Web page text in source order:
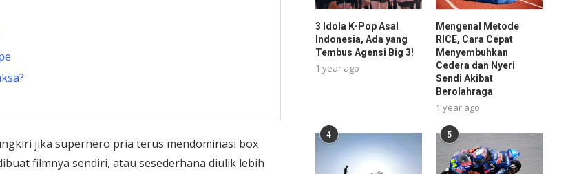
jika superhero pria terus mendominasi box
filmnya sendiri, atau sesederhana diulik lebih
3 Idola K-Pop Asal
Indonesia, Ada yang
Tembus Agensi Big 3!
1 year ago
Mengenal Metode
RICE, Cara Cepat
Menyembuhkan
Cedera dan Nyeri
Sendi Akibat
Berolahraga
1 year ago
4 5